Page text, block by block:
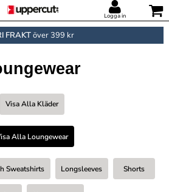
Logga in
FRAKTöver 399 kr
Visa Alla Kläder
Alla Loungewear
Sweatshirts Longsleeves Shorts